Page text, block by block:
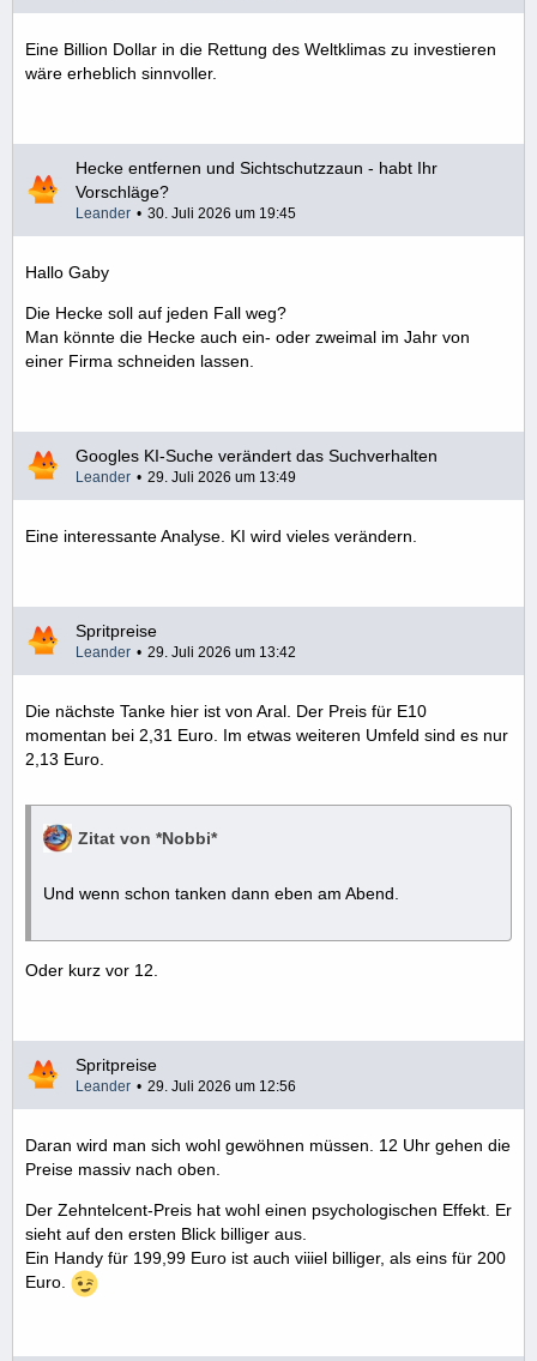
Eine Billion Dollar in die Rettung des Weltklimas zu investieren
wäre erheblich sinnvoller.
Hecke entfernen und Sichtschutzzaun - habt Ihr
Vorschläge?
Leander 30. Juli 2026 um 19:45
Hallo Gaby
Die Hecke soll auf jeden Fall weg?
Man könnte die Hecke auch ein- oder zweimal im Jahr von
einer Firma schneiden lassen.
Googles KI-Suche verändert das Suchverhalten
Leander 29. Juli 2026 um 13:49
Eine interessante Analyse. KI wird vieles verändern.
Spritpreise
Leander 29. Juli 2026 um 13:42
Die nächste Tanke hier ist von Aral. Der Preis für E10
momentan bei 2,31 Euro. Im etwas weiteren Umfeld sind es nur
2,13 Euro.
Zitat von *Nobbi*
Und wenn schon tanken dann eben am Abend.
Oder kurz vor 12.
Spritpreise
Leander 29. Juli 2026 um 12:56
Daran wird man sich wohl gewöhnen müssen. 12 Uhr gehen die
Preise massiv nach oben.
Der Zehntelcent-Preis hat wohl einen psychologischen Effekt. Er
sieht auf den ersten Blick billiger aus.
Ein Handy für 199,99 Euro ist auch viiiel billiger, als eins für 200
Euro.